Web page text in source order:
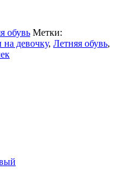
обувь Метки:
девочку, Летняя обувь,